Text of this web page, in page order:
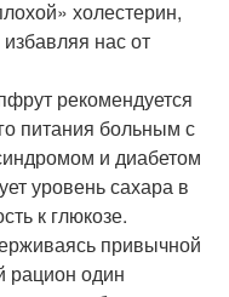
холестерин,
нас от
рекомендуется
питания больным с
и диабетом
уровень сахара в
к глюкозе.
привычной
рацион один